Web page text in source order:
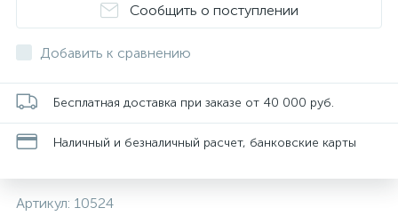
Сообщить о поступлении
Добавить к сравнению
Бесплатная доставка при заказе от 40 000 руб.
Наличный и безналичный расчет, банковские карты
Артикул: 10524